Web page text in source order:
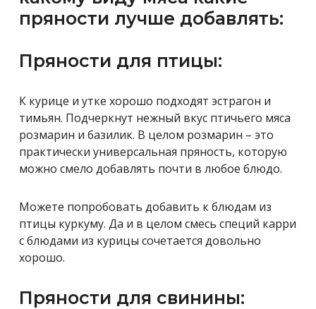
пряности лучше добавлять:
Пряности для птицы:
К курице и утке хорошо подходят эстрагон и
тимьян. Подчеркнут нежный вкус птичьего мяса
розмарин и базилик. В целом розмарин – это
практически универсальная пряность, которую
можно смело добавлять почти в любое блюдо.
Можете попробовать добавить к блюдам из
птицы куркуму. Да и в целом смесь специй карри
с блюдами из курицы сочетается довольно
хорошо.
Пряности для свинины: